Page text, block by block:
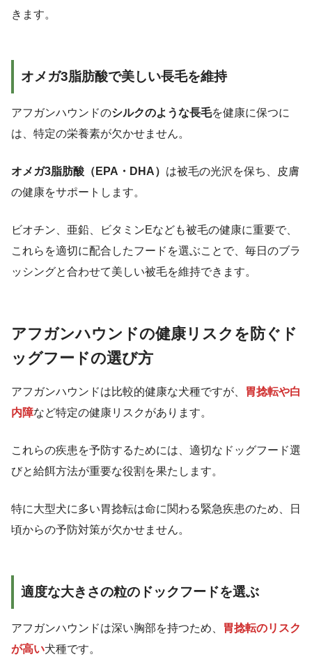
きます。
オメガ3脂肪酸で美しい長毛を維持
アフガンハウンドのシルクのような長毛を健康に保つに
は、特定の栄養素が欠かせません。
オメガ3脂肪酸（EPA・DHA） は被毛の光沢を保ち、皮膚
の健康をサポートします。
ビオチン、亜鉛、ビタミンEなども被毛の健康に重要で、
これらを適切に配合したフードを選ぶことで、毎日のブラ
ッシングと合わせて美しい被毛を維持できます。
アフガンハウンドの健康リスクを防ぐド
ッグフードの選び方
アフガンハウンドは比較的健康な犬種ですが、
胃捻転や白
内障など特定の健康リスクがあります。
これらの疾患を予防するためには、適切なドッグフード選
びと給餌方法が重要な役割を果たします。
特に大型犬に多い胃捻転は命に関わる緊急疾患のため、日
頃からの予防対策が欠かせません。
適度な大きさの粒のドックフードを選ぶ
アフガンハウンドは深い胸部を持つため、
胃捻転のリスク
が高い犬種です。